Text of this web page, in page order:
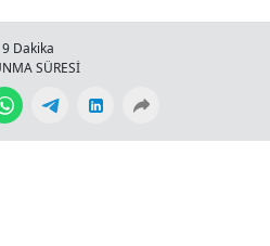
9 Dakika
SÜRESİ